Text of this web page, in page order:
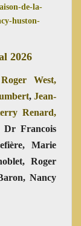
de-la-
huston-
2026
Roger West,
, Jean-
Renard,
Dr Francois
Marie
Roger
Nancy